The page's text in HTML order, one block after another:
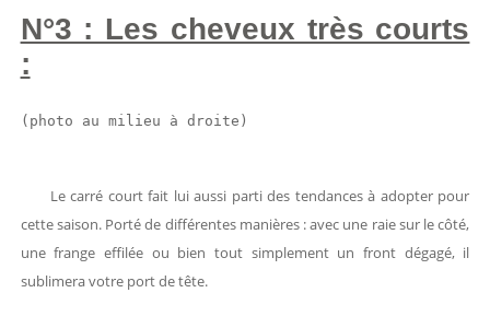
N°3 : Les cheveux très courts
:
(photo au milieu à droite)
Le carré court fait lui aussi parti des tendances à adopter pour
cette saison. Porté de différentes manières : avec une raie sur le côté,
une frange effilée ou bien tout simplement un front dégagé, il
sublimera votre port de tête.